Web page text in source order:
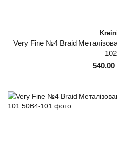
Very Fine №4 Braid
102
540.00